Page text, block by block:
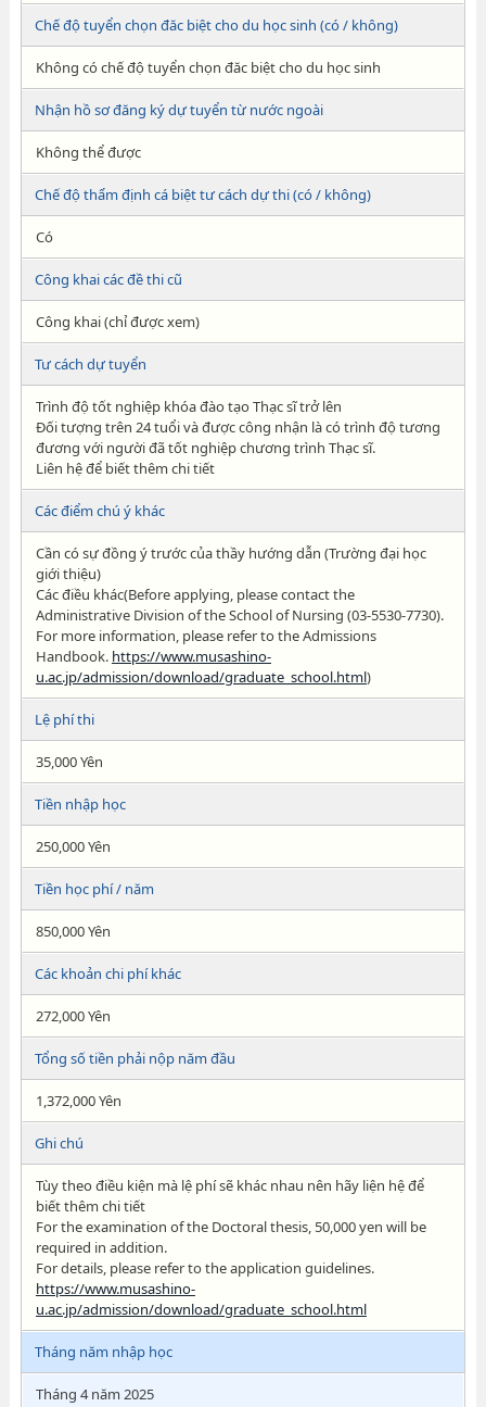
Chế độ tuyển chọn đăc biệt cho du học sinh (có / không)
Không có chế độ tuyển chọn đăc biệt cho du học sinh
Nhận hồ sơ đăng ký dự tuyển từ nước ngoài
Không thể được
Chế độ thẩm định cá biệt tư cách dự thi (có / không)
Có
Công khai các đề thi cũ
Công khai (chỉ được xem)
Tư cách dự tuyển
Trình độ tốt nghiệp khóa đào tạo Thạc sĩ trở lên
Đối tượng trên 24 tuổi và được công nhận là có trình độ tương
đương với người đã tốt nghiệp chương trình Thạc sĩ.
Liên hệ để biết thêm chi tiết
Các điểm chú ý khác
Cần có sự đồng ý trước của thầy hướng dẫn (Trường đại học
giới thiệu)
Các điều khác(Before applying, please contact the
Administrative Division of the School of Nursing (03-5530-7730).
For more information, please refer to the Admissions
Handbook. https://www.musashino-
u.ac.jp/admission/download/graduate_school.html)
Lệ phí thi
35,000 Yên
Tiền nhập học
250,000 Yên
Tiền học phí / năm
850,000 Yên
Các khoản chi phí khác
272,000 Yên
Tổng số tiền phải nộp năm đầu
1,372,000 Yên
Ghi chú
Tùy theo điều kiện mà lệ phí sẽ khác nhau nên hãy liện hệ để
biết thêm chi tiết
For the examination of the Doctoral thesis, 50,000 yen will be
required in addition.
For details, please refer to the application guidelines.
https://www.musashino-
u.ac.jp/admission/download/graduate_school.html
Tháng năm nhập học
Tháng 4 năm 2025